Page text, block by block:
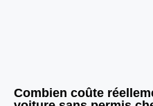
Combien coûte